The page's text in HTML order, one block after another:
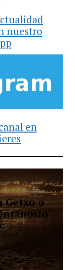
nuestro
en
Getxo o